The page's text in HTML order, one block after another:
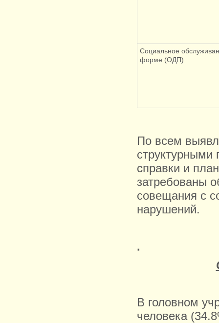
Социальное
форме (ОДП)
По всем
структурными
справки и
затребованы
совещания с
нарушений.
.
В головном
человека